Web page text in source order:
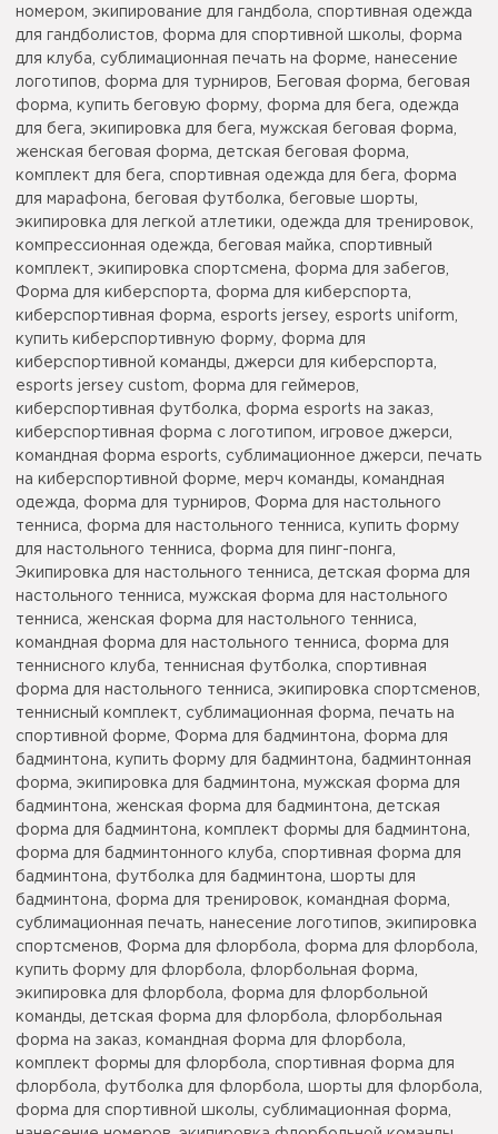
номером, экипирование для гандбола, спортивная одежда
для гандболистов, форма для спортивной школы, форма
для клуба, сублимационная печать на форме, нанесение
логотипов, форма для турниров, Беговая форма, беговая
форма, купить беговую форму, форма для бега, одежда
для бега, экипировка для бега, мужская беговая форма,
женская беговая форма, детская беговая форма,
комплект для бега, спортивная одежда для бега, форма
для марафона, беговая футболка, беговые шорты,
экипировка для легкой атлетики, одежда для тренировок,
компрессионная одежда, беговая майка, спортивный
комплект, экипировка спортсмена, форма для забегов,
Форма для киберспорта, форма для киберспорта,
киберспортивная форма, esports jersey, esports uniform,
купить киберспортивную форму, форма для
киберспортивной команды, джерси для киберспорта,
esports jersey custom, форма для геймеров,
киберспортивная футболка, форма esports на заказ,
киберспортивная форма с логотипом, игровое джерси,
командная форма esports, сублимационное джерси, печать
на киберспортивной форме, мерч команды, командная
одежда, форма для турниров, Форма для настольного
тенниса, форма для настольного тенниса, купить форму
для настольного тенниса, форма для пинг-понга,
Экипировка для настольного тенниса, детская форма для
настольного тенниса, мужская форма для настольного
тенниса, женская форма для настольного тенниса,
командная форма для настольного тенниса, форма для
теннисного клуба, теннисная футболка, спортивная
форма для настольного тенниса, экипировка спортсменов,
теннисный комплект, сублимационная форма, печать на
спортивной форме, Форма для бадминтона, форма для
бадминтона, купить форму для бадминтона, бадминтонная
форма, экипировка для бадминтона, мужская форма для
бадминтона, женская форма для бадминтона, детская
форма для бадминтона, комплект формы для бадминтона,
форма для бадминтонного клуба, спортивная форма для
бадминтона, футболка для бадминтона, шорты для
бадминтона, форма для тренировок, командная форма,
сублимационная печать, нанесение логотипов, экипировка
спортсменов, Форма для флорбола, форма для флорбола,
купить форму для флорбола, флорбольная форма,
экипировка для флорбола, форма для флорбольной
команды, детская форма для флорбола, флорбольная
форма на заказ, командная форма для флорбола,
комплект формы для флорбола, спортивная форма для
флорбола, футболка для флорбола, шорты для флорбола,
форма для спортивной школы, сублимационная форма,